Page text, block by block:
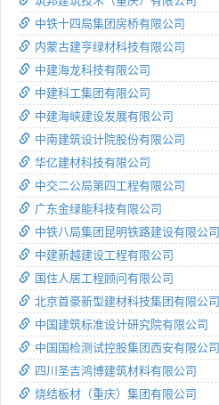
中铁十四局集团房桥有限公司
内蒙古建亨绿材科技有限公司
中建海龙科技有限公司
中建科工集团有限公司
中建海峡建设发展有限公司
中南建筑设计院股份有限公司
华亿建材科技有限公司
中交二公局第四工程有限公司
广东金绿能科技有限公司
中铁八局集团昆明铁路建设有限公司
中建新越建设工程有限公司
国住人居工程顾问有限公司
北京首豪新型建材科技集团有限公司
中国建筑标准设计研究院有限公司
中国国检测试控股集团西安有限公司
四川圣吉鸿博建筑材料有限公司
烧结板材（重庆）集团有限公司